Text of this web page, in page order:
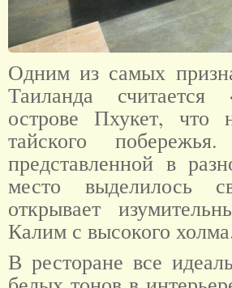
Одним из самых
Таиланда
острове Пхукет, что
тайского
представленной в
место выделилось
открывает
Калим с высокого
В ресторане все